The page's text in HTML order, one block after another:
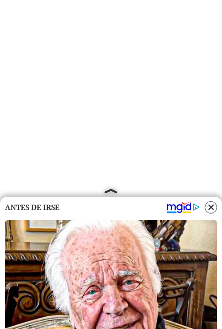
ANTES DE IRSE